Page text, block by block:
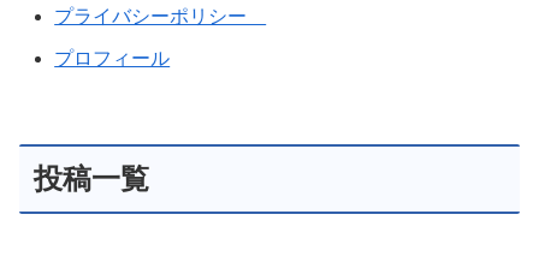
プライバシーポリシー
プロフィール
投稿一覧